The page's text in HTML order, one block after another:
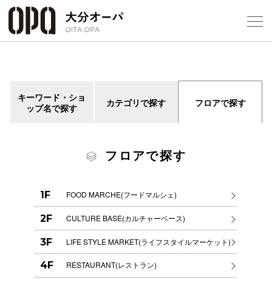
キーワード・ショ
ップ名で探す
カテゴリで探す フロアで探す
フロアで探す
1F FOOD MARCHE(フードマルシェ)
2F CULTURE BASE(カルチャーベース)
3F LIFE STYLE MARKET(ライフスタイルマーケット)
4F RESTAURANT(レストラン)
アクセ
スタッ